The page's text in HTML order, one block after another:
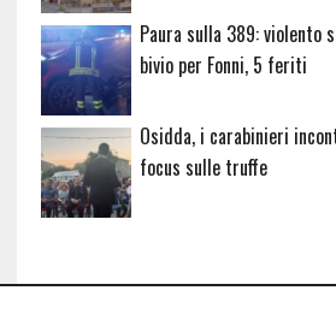
Paura sulla 389: violento
bivio per Fonni, 5 feriti
Osidda, i carabinieri
focus sulle truffe